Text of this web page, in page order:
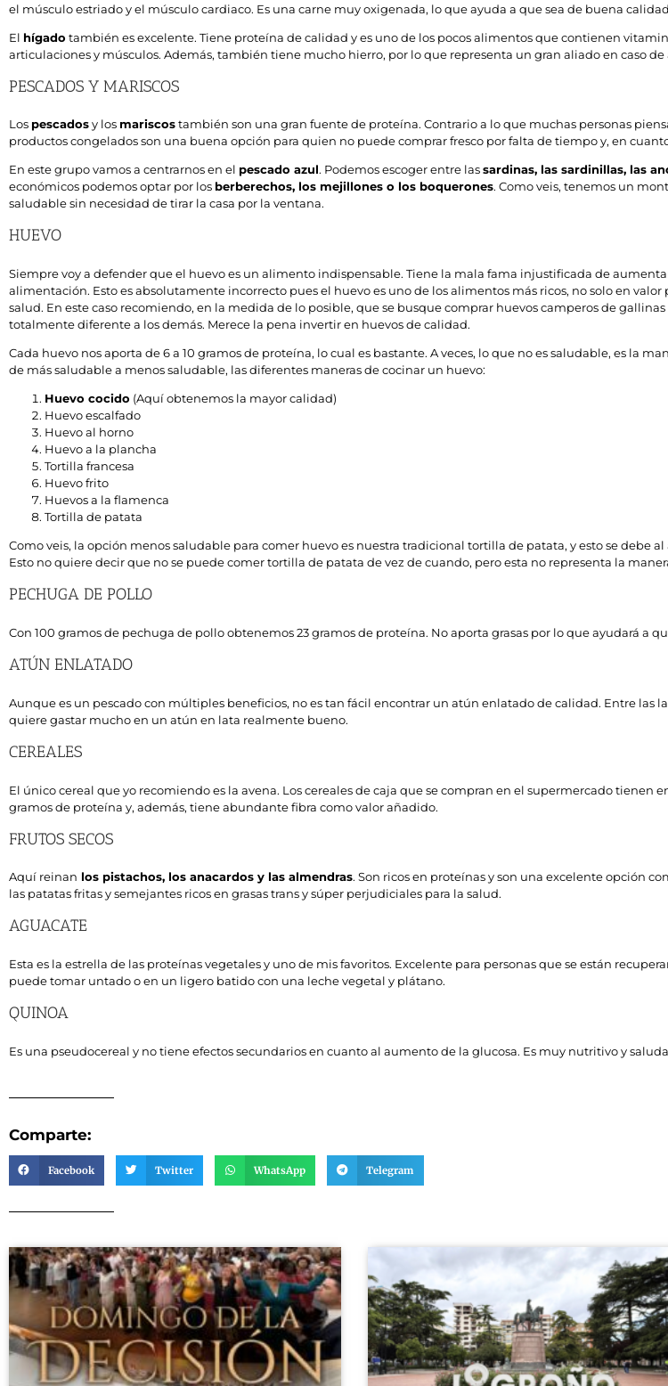
el músculo estriado y el músculo cardiaco. Es una carne muy oxigenada, lo que ayuda a que sea de buena
El hígado también es excelente. Tiene proteína de calidad y es uno de los pocos alimentos que contienen
articulaciones y músculos. Además, también tiene mucho hierro, por lo que representa un gran aliado en caso de
PESCADOS Y MARISCOS
Los pescadosy los mariscostambién son una gran fuente de proteína. Contrario a lo que muchas personas
productos congelados son una buena opción para quien no puede comprar fresco por falta de tiempo y, en
En este grupo vamos a centrarnos en el pescado azul. Podemos escoger entre lassardinas, las sardinillas, las
económicos podemos optar por los berberechos, los mejillones o los boquerones. Como veis, tenemos un
saludable sin necesidad de tirar la casa por la ventana.
HUEVO
Siempre voy a defender que el huevo es un alimento indispensable. Tiene la mala fama injustificada de
alimentación. Esto es absolutamente incorrecto pues el huevo es uno de los alimentos más ricos, no solo en
salud. En este caso recomiendo, en la medida de lo posible, que se busque comprar huevos camperos de
totalmente diferente a los demás. Merece la pena invertir en huevos de calidad.
Cada huevo nos aporta de 6 a 10 gramos de proteína, lo cual es bastante. A veces, lo que no es saludable, es la
de más saludable a menos saludable, las diferentes maneras de cocinar un huevo:
Huevo cocido (Aquí obtenemos la mayor calidad)
Huevo escalfado
Huevo al horno
Huevo a la plancha
Tortilla francesa
Huevo frito
Huevos a la flamenca
Tortilla de patata
Como veis, la opción menos saludable para comer huevo es nuestra tradicional tortilla de patata, y esto se debe
Esto no quiere decir que no se puede comer tortilla de patata de vez de cuando, pero esta no representa la
PECHUGA DE POLLO
Con 100 gramos de pechuga de pollo obtenemos 23 gramos de proteína. No aporta grasas por lo que ayudará a
ATÚN ENLATADO
Aunque es un pescado con múltiples beneficios, no es tan fácil encontrar un atún enlatado de calidad. Entre las
quiere gastar mucho en un atún en lata realmente bueno.
CEREALES
El único cereal que yo recomiendo es la avena. Los cereales de caja que se compran en el supermercado tienen
gramos de proteína y, además, tiene abundante fibra como valor añadido.
FRUTOS SECOS
Aquí reinan los pistachos, los anacardos y las almendras. Son ricos en proteínas y son una excelente opción
las patatas fritas y semejantes ricos en grasas trans y súper perjudiciales para la salud.
AGUACATE
Esta es la estrella de las proteínas vegetales y uno de mis favoritos. Excelente para personas que se están
puede tomar untado o en un ligero batido con una leche vegetal y plátano.
QUINOA
Es una pseudocereal y no tiene efectos secundarios en cuanto al aumento de la glucosa. Es muy nutritivo y
Comparte:
Facebook Twitter WhatsApp Telegram